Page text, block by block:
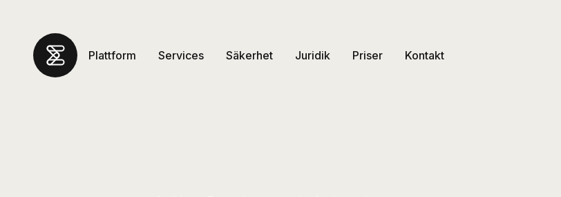
Plattform Services Säkerhet Juridik Priser Kontakt